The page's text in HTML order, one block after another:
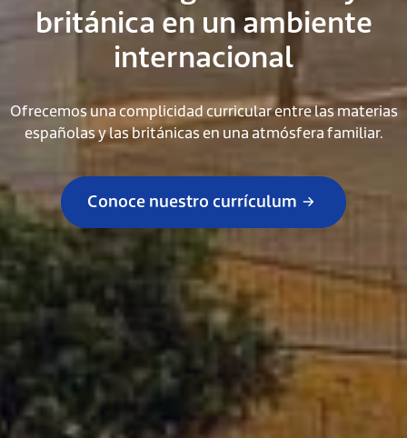
británica en un ambiente
internacional
Ofrecemos una complicidad curricular entre las materias
españolas y las británicas en una atmósfera familiar.
Conoce nuestro currículum